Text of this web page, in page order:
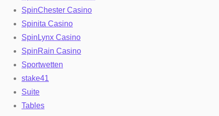
SpinChester Casino
Spinita Casino
SpinLynx Casino
SpinRain Casino
Sportwetten
stake41
Suite
Tables